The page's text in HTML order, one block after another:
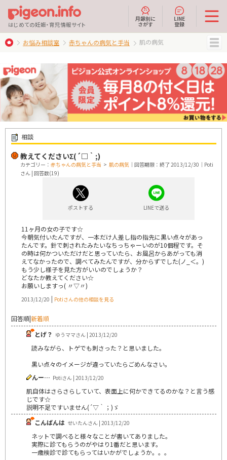
はじめての妊娠・育児情報サイト
月齢別に
さがす
LINE
登録
お悩み相談室 赤ちゃんの病気と手当 肌の病気
相談
教えてくださいΣ(´□｀;)
カテゴリー： 赤ちゃんの病気と手当 > 肌の病気 ｜回答期限：終了 2013/12/30｜Poti
さん | 回答数(19)
ポストする LINEで送る
11ヶ月の女の子です☆
今朝気付いたんですが、一本だけ人差し指の指先に黒い点々があっ
たんです。針で刺されたみたいなちっちゃーいのが10個程です。そ
の時は何かついただけだと思っていたら、お風呂からあがっても消
えてなかったので、調べてみたんですが、分からずでした(ノ_＜。)
もう少し様子を見た方がいいのでしょうか？
どなたか教えてください☆
お願いしますっ( 〃▽〃)
2013/12/20 | Potiさんの他の相談を見る
回答順|新着順
とげ？ ゆうママさん | 2013/12/20
読みながら、トゲでも刺さった？と思いました。
黒い点々のイメージが違っていたらごめんなさい。
んー… Potiさん | 2013/12/20
肌自体はさらさらしていて、表面上に何かできてるのかな？と言う感
じです☆
説明不足ですいません(´▽｀；)ゞ
こんばんは せいたんさん | 2013/12/20
ネットで調べると様々なことが書いてありました。
実際に診てもらうのがやはり1番だと思います。
一歳検診で診てもらってはいかがでしょうか。。。